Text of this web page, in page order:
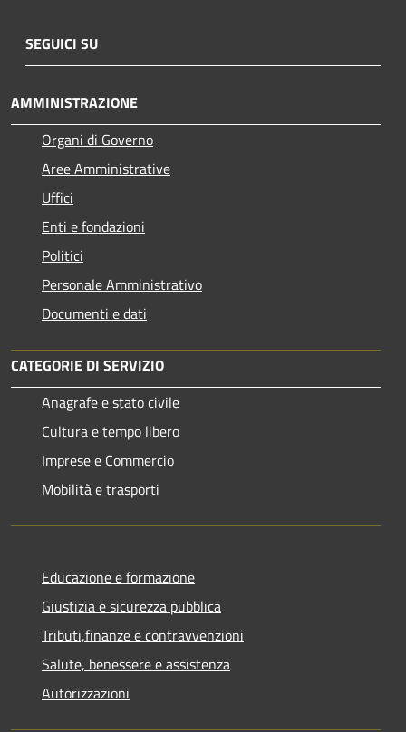
SEGUICI SU
AMMINISTRAZIONE
Organi di Governo
Aree Amministrative
Uffici
Enti e fondazioni
Politici
Personale Amministrativo
Documenti e dati
CATEGORIE DI SERVIZIO
Anagrafe e stato civile
Cultura e tempo libero
Imprese e Commercio
Mobilità e trasporti
Educazione e formazione
Giustizia e sicurezza pubblica
Tributi,finanze e contravvenzioni
Salute, benessere e assistenza
Autorizzazioni